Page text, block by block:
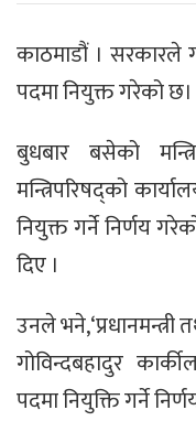
काठमाडौं । सरकारले
पदमा नियुक्त गरेको छ।
बुधबार बसेको
मन्त्रिपरिषद्को
नियुक्त गर्ने निर्णय
दिए ।
उनले भने,‘प्रधानमन्त्री
गोविन्दबहादुर
पदमा नियुक्ति गर्ने